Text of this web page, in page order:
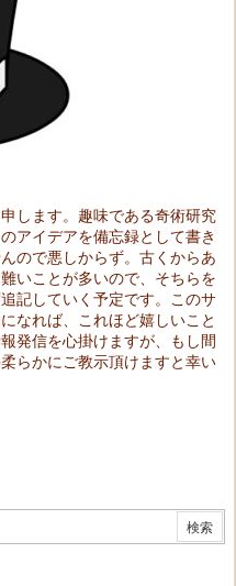
します。趣味である奇術研究
アイデアを備忘録として書き
ので悪しからず。古くからあ
いことが多いので、そちらを
記していく予定です。このサ
なれば、これほど嬉しいこと
発信を心掛けますが、もし間
らかにご教示頂けますと幸い